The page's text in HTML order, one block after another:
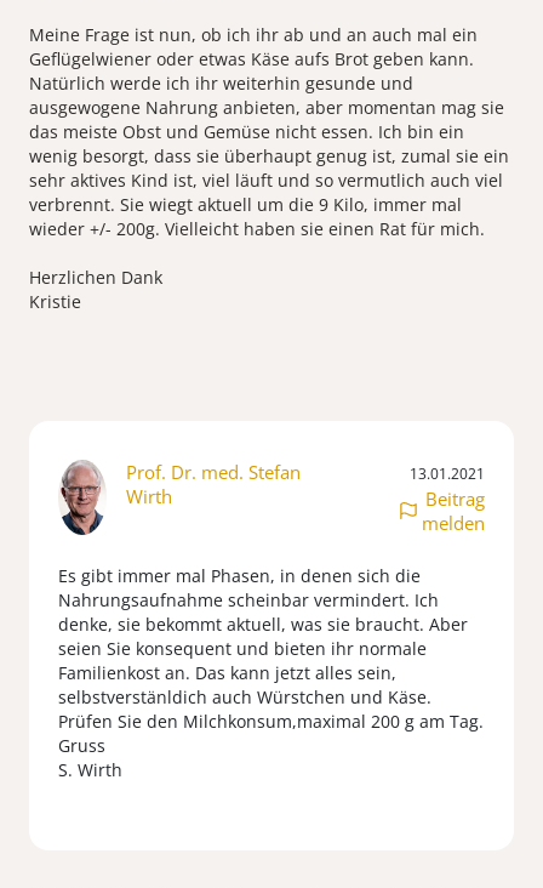
Meine Frage ist nun, ob ich ihr ab und an auch mal ein
Geflügelwiener oder etwas Käse aufs Brot geben kann.
Natürlich werde ich ihr weiterhin gesunde und
ausgewogene Nahrung anbieten, aber momentan mag sie
das meiste Obst und Gemüse nicht essen. Ich bin ein
wenig besorgt, dass sie überhaupt genug ist, zumal sie ein
sehr aktives Kind ist, viel läuft und so vermutlich auch viel
verbrennt. Sie wiegt aktuell um die 9 Kilo, immer mal
wieder +/- 200g. Vielleicht haben sie einen Rat für mich.
Herzlichen Dank
Kristie
Prof. Dr. med. Stefan
Wirth
13.01.2021
Beitrag
melden
Es gibt immer mal Phasen, in denen sich die
Nahrungsaufnahme scheinbar vermindert. Ich
denke, sie bekommt aktuell, was sie braucht. Aber
seien Sie konsequent und bieten ihr normale
Familienkost an. Das kann jetzt alles sein,
selbstverstänldich auch Würstchen und Käse.
Prüfen Sie den Milchkonsum,maximal 200 g am Tag.
Gruss
S. Wirth